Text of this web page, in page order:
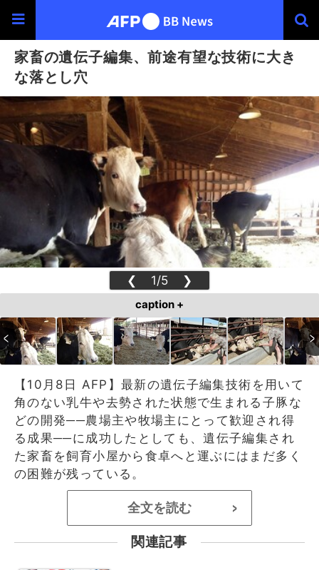
家畜の遺伝子編集、前途有望な技術に大き
な落とし穴
❮ 1/5 ❯
caption +
【10月8日 AFP】最新の遺伝子編集技術を用いて
角のない乳牛や去勢された状態で生まれる子豚な
どの開発──農場主や牧場主にとって歓迎され得
る成果──に成功したとしても、遺伝子編集され
た家畜を飼育小屋から食卓へと運ぶにはまだ多く
の困難が残っている。
全文を読む >
関連記事